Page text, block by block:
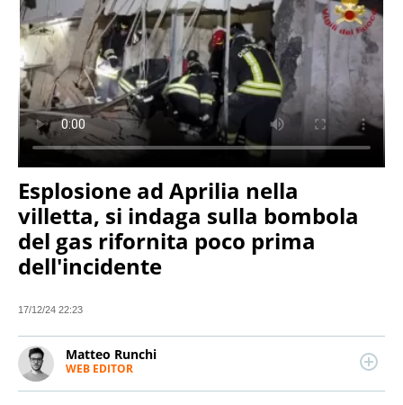
Esplosione ad Aprilia nella
villetta, si indaga sulla bombola
del gas rifornita poco prima
dell'incidente
17/12/24 22:23
Matteo Runchi
WEB EDITOR